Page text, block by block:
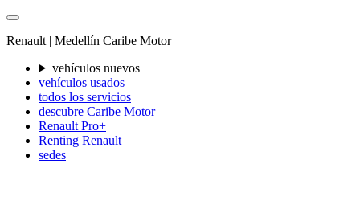
Renault | Medellín Caribe Motor
vehículos nuevos
vehículos usados
todos los servicios
descubre Caribe Motor
Renault Pro+
Renting Renault
sedes